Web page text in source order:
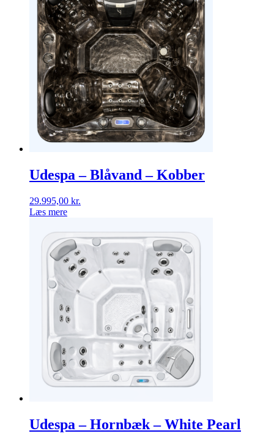
Udespa – Blåvand – Kobber
29.995,00 kr.
Læs mere
Udespa – Hornbæk – White Pearl